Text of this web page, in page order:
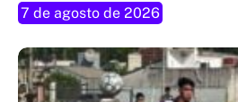
7 de agosto de 2026